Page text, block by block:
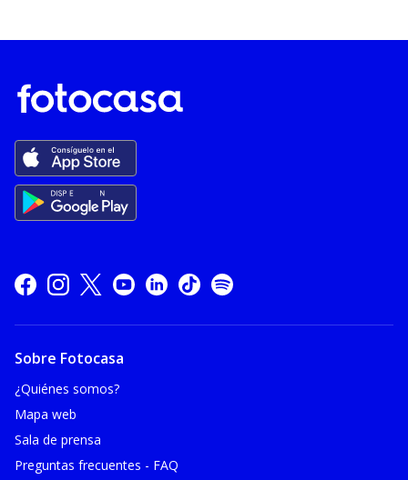
Sobre Fotocasa
¿Quiénes somos?
Mapa web
Sala de prensa
Preguntas frecuentes - FAQ